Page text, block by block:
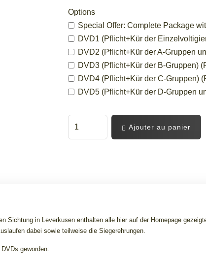
Options
Special Offer: Complete Package
DVD1 (Pflicht+Kür der
DVD2 (Pflicht+Kür der A-Gruppen
DVD3 (Pflicht+Kür der B-Gruppen)
DVD4 (Pflicht+Kür der C-Gruppen)
DVD5 (Pflicht+Kür der D-Gruppen
Ajouter au panier
Sichtung in Leverkusen enthalten alle hier auf der Homepage
dabei sowie teilweise die Siegerehrungen.
geworden: